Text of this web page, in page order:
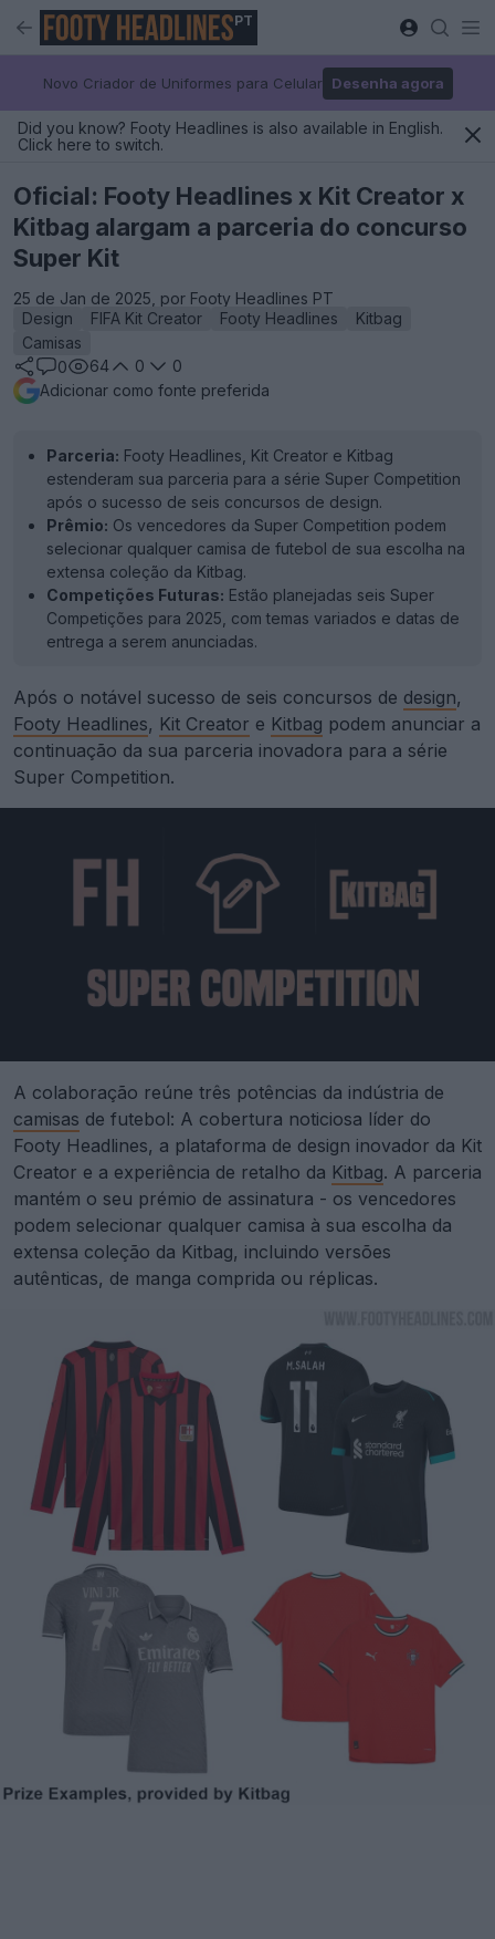
PT
Novo Criador de Uniformes para Celular Desenha agora
Did you know? Footy Headlines is also available in English.
Click here to switch.
Oficial: Footy Headlines x Kit Creator x
Kitbag alargam a parceria do concurso
Super Kit
25 de Jan de 2025, por Footy Headlines PT
Design
FIFA Kit Creator Footy Headlines
Kitbag
Camisas
0
64 0
0
Adicionar como fonte preferida
Parceria: Footy Headlines, Kit Creator e Kitbag
estenderam sua parceria para a série Super Competition
após o sucesso de seis concursos de design.
Prêmio: Os vencedores da Super Competition podem
selecionar qualquer camisa de futebol de sua escolha na
extensa coleção da Kitbag.
Competições Futuras: Estão planejadas seis Super
Competições para 2025, com temas variados e datas de
entrega a serem anunciadas.
Após o notável sucesso de seis concursos de design,
Footy Headlines, Kit Creator e Kitbag podem anunciar a
continuação da sua parceria inovadora para a série
Super Competition.
A colaboração reúne três potências da indústria de
camisas de futebol: A cobertura noticiosa líder do
Footy Headlines, a plataforma de design inovador da Kit
Creator e a experiência de retalho da Kitbag. A parceria
mantém o seu prémio de assinatura - os vencedores
podem selecionar qualquer camisa à sua escolha da
extensa coleção da Kitbag, incluindo versões
autênticas, de manga comprida ou réplicas.